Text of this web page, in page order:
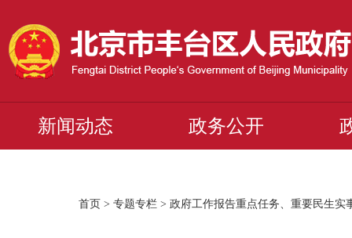
新闻动态 政务公开
首页 > 专题专栏> 政府工作报告重点任务、重要民生实